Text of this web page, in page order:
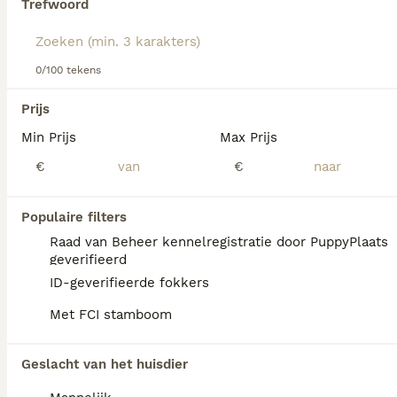
Trefwoord
0/100 tekens
Prijs
Min Prijs
€
Max Prijs
€
Populaire filters
Raad van Beheer kennelregistratie door PuppyPlaats
geverifieerd
ID-geverifieerde fokkers
Met FCI stamboom
Geslacht van het huisdier
over dit hondenras.
We hebben 0 Duitse JachtTerriër Pups te
Als je toekomstige resultaten wil zien voor deze
exacte zoekopdracht, sla dan je zoekopdracht op en
vind jouw perfecte hond:
Zoekopdracht bewaren
FAQ's
Wat is de gemiddelde prijs
van een Duitse Jachtterriër